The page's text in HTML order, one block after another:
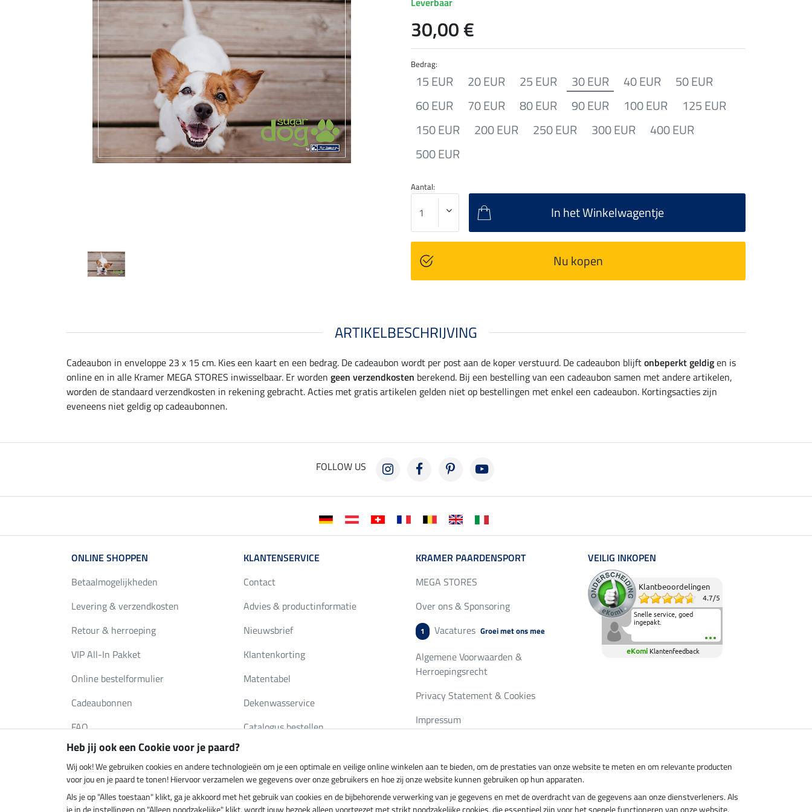
Bedrag:
15 EUR 20 EUR 25 EUR 30 EUR 40 EUR
50 EUR
60 EUR
70 EUR 80 EUR 90 EUR 100 EUR
125 EUR
150 EUR
200 EUR 250 EUR 300 EUR
400 EUR
500 EUR
30,00 €
Aantal:
In het Winkelwagentje
Nu kopen
ARTIKELBESCHRIJVING
Cadeaubon in enveloppe 23 x 15 cm. Kies een kaart en een bedrag. De cadeaubon wordt per post aan de koper verstuurd. De cadeaubon blijftonbeperkt geldigen is
online en in alle Kramer MEGA STORES inwisselbaar. Er worden geen verzendkosten berekend. Bij een bestelling van een cadeaubon samen met andere artikelen,
worden de standaard verzendkosten in rekening gebracht. Acties met gratis artikelen gelden niet op bestellingen met enkel een cadeaubon. Kortingsacties zijn
eveneens niet geldig op cadeaubonnen.
FOLLOW US
ONLINE SHOPPEN
Betaalmogelijkheden
Levering & verzendkosten
Retour & herroeping
VIP All-In Pakket
Online bestelformulier
Cadeaubonnen
FAQ
KLANTENSERVICE
Contact
Advies & productinformatie
Nieuwsbrief
Klantenkorting
Matentabel
Dekenwasservice
Catalogus bestellen
KRAMER PAARDENSPORT
MEGA STORES
Over ons & Sponsoring
1 Vacatures Groei met ons mee
Algemene Voorwaarden &
Herroepingsrecht
Privacy Statement & Cookies
Impressum
VEILIG INKOPEN
Klantbeoordelingen
4.7/5
Snelle service, goed
ingepakt.
eKomi Klantenfeedback
Klimaatneutrale shop Verzending per Veilig betalen met
Heb jij ook een Cookie voor je paard?
Wij ook! We gebruiken cookies en andere technologieën om je een optimale en veilige online winkelen aan te bieden, om de prestaties van onze website te meten en om relevante producten
voor jou en je paard te tonen! Hiervoor verzamelen we gegevens over onze gebruikers en hoe zij onze website kunnen gebruiken op hun apparaten.
Als je op "Alles toestaan" klikt, ga je akkoord met het gebruik van cookies en de bijbehorende verwerking van je gegevens en met de overdracht van de gegevens aan onze dienstverleners. Als
je in de instellingen op "Alleen noodzakelijke" klikt, wordt jouw bezoek alleen voortgezet met strikt noodzakelijke cookies, die essentieel zijn voor het soepele functioneren van onze website.